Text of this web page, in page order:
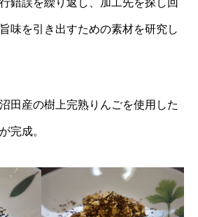
錯誤を繰り返し、加工先を探し回
味を引き出すための素材を研究し
田産の樹上完熟りんごを使用した
完成。